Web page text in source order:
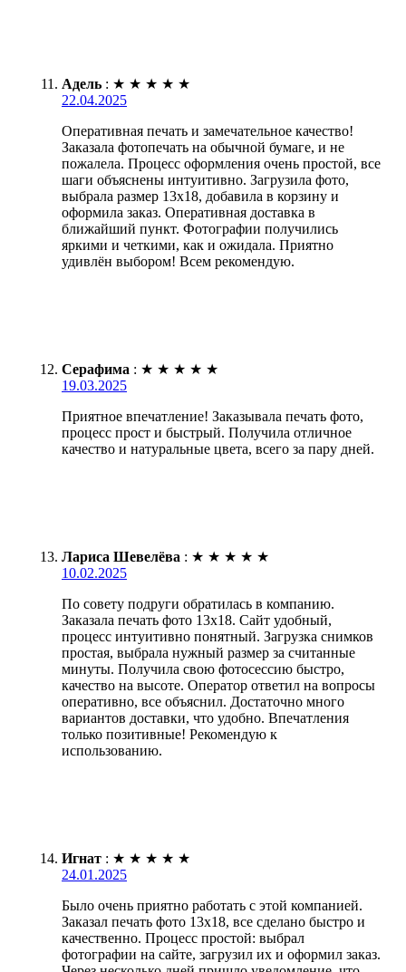
Адель : ★ ★ ★ ★ ★
22.04.2025
Оперативная печать и замечательное качество!
Заказала фотопечать на обычной бумаге, и не
пожалела. Процесс оформления очень простой, все
шаги объяснены интуитивно. Загрузила фото,
выбрала размер 13х18, добавила в корзину и
оформила заказ. Оперативная доставка в
ближайший пункт. Фотографии получились
яркими и четкими, как и ожидала. Приятно
удивлён выбором! Всем рекомендую.
Серафима : ★ ★ ★ ★ ★
19.03.2025
Приятное впечатление! Заказывала печать фото,
процесс прост и быстрый. Получила отличное
качество и натуральные цвета, всего за пару дней.
Лариса Шевелёва : ★ ★ ★ ★ ★
10.02.2025
По совету подруги обратилась в компанию.
Заказала печать фото 13х18. Сайт удобный,
процесс интуитивно понятный. Загрузка снимков
простая, выбрала нужный размер за считанные
минуты. Получила свою фотосессию быстро,
качество на высоте. Оператор ответил на вопросы
оперативно, все объяснил. Достаточно много
вариантов доставки, что удобно. Впечатления
только позитивные! Рекомендую к
использованию.
Игнат : ★ ★ ★ ★ ★
24.01.2025
Было очень приятно работать с этой компанией.
Заказал печать фото 13х18, все сделано быстро и
качественно. Процесс простой: выбрал
фотографии на сайте, загрузил их и оформил заказ.